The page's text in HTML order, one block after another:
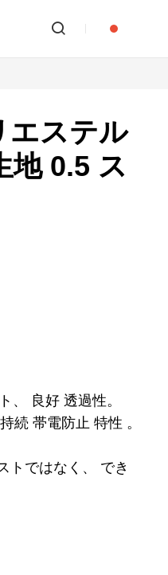
エステル
地 0.5 ス
、 良好 透過性。
続 帯電防止 特性 。
トではなく、 でき